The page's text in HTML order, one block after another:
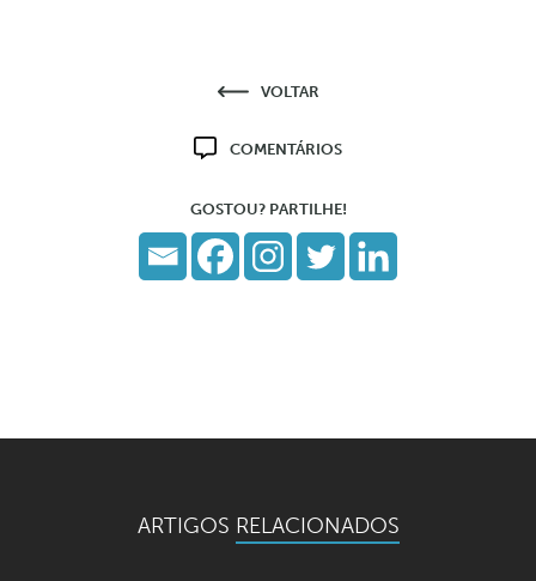
VOLTAR
COMENTÁRIOS
GOSTOU? PARTILHE!
ARTIGOS RELACIONADOS